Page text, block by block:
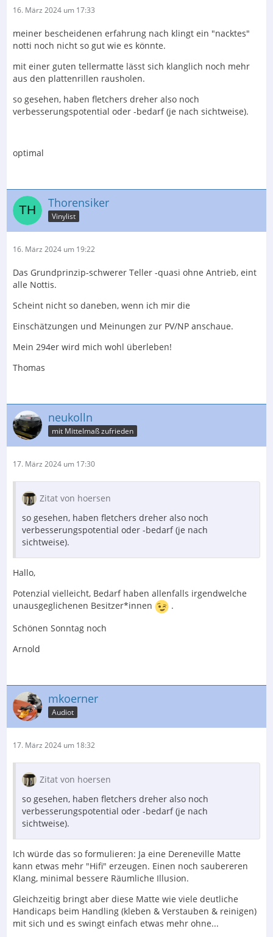
16. März 2024 um 17:33
meiner bescheidenen erfahrung nach klingt ein "nacktes"
notti noch nicht so gut wie es könnte.
mit einer guten tellermatte lässt sich klanglich noch mehr
aus den plattenrillen rausholen.
so gesehen, haben fletchers dreher also noch
verbesserungspotential oder -bedarf (je nach sichtweise).
optimal
Thorensiker
Vinylist
16. März 2024 um 19:22
Das Grundprinzip-schwerer Teller -quasi ohne Antrieb, eint
alle Nottis.
Scheint nicht so daneben, wenn ich mir die
Einschätzungen und Meinungen zur PV/NP anschaue.
Mein 294er wird mich wohl überleben!
Thomas
neukolln
mit Mittelmaß zufrieden
17. März 2024 um 17:30
Zitat von hoersen
so gesehen, haben fletchers dreher also noch
verbesserungspotential oder -bedarf (je nach
sichtweise).
Hallo,
Potenzial vielleicht, Bedarf haben allenfalls irgendwelche
unausgeglichenen Besitzer*innen
.
Schönen Sonntag noch
Arnold
mkoerner
Audiot
17. März 2024 um 18:32
Zitat von hoersen
so gesehen, haben fletchers dreher also noch
verbesserungspotential oder -bedarf (je nach
sichtweise).
Ich würde das so formulieren: Ja eine Dereneville Matte
kann etwas mehr "Hifi" erzeugen. Einen noch saubereren
Klang, minimal bessere Räumliche Illusion.
Gleichzeitig bringt aber diese Matte wie viele deutliche
Handicaps beim Handling (kleben & Verstauben & reinigen)
mit sich und es swingt einfach etwas mehr ohne...